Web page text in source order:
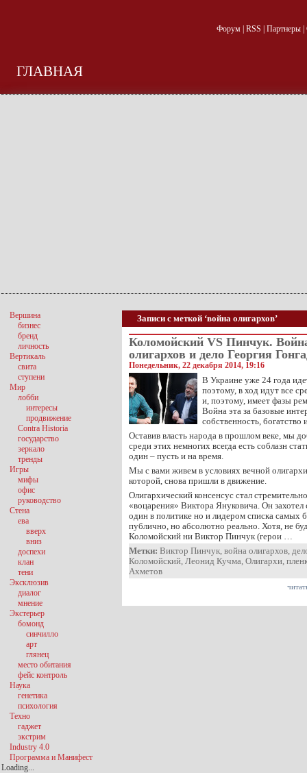
Форум| RSS Партнеры|
ГЛАВНАЯ
Записи с меткой ‘война олигархов’
Коломойский VS Пинчук.
олигархов и дело Георгия
Понедельник, 22 декабря 2014, 19:16
В Украине уже 24 года
поэтому, в ход идут все
и, поэтому, имеет фазы
Война эта за базовые
собственность, богатство
Оставив власть народа в прошлом веке, мы
среди этих немногих всегда есть соблазн
один – пусть и на время.
Мы с вами живем в условиях вечной
которой, снова пришли в движение.
Олигархический консенсус стал
«воцарения» Виктора Януковича. Он захотел
один в политике но и лидером списка самых
публично, но абсолютно реально. Хотя, не
Коломойский ни Виктор Пинчук (герои …
Метки: Виктор Пинчук, война олигархов,
Коломойский, Леонид Кучма, Олигархи,
Ахметов
Вершина
бизнес
бренд
личность
Вертикаль
свита
ступени
Мир
лобби
интересы
продвижение
Contra Historia
государство
зеркало
тренды
Игры
мифы
офис
руководство
Стена
ева
вверх
вниз
доспехи
клан
тени
Эксклюзив
диалог
мнение
Экстерьер
бомонд
синчилло
арт
глянец
место обитания
фейс контроль
Наука
генетика
психология
Техно
гаджет
экстрим
Industry 4.0
Программа и Манифест
Loading...